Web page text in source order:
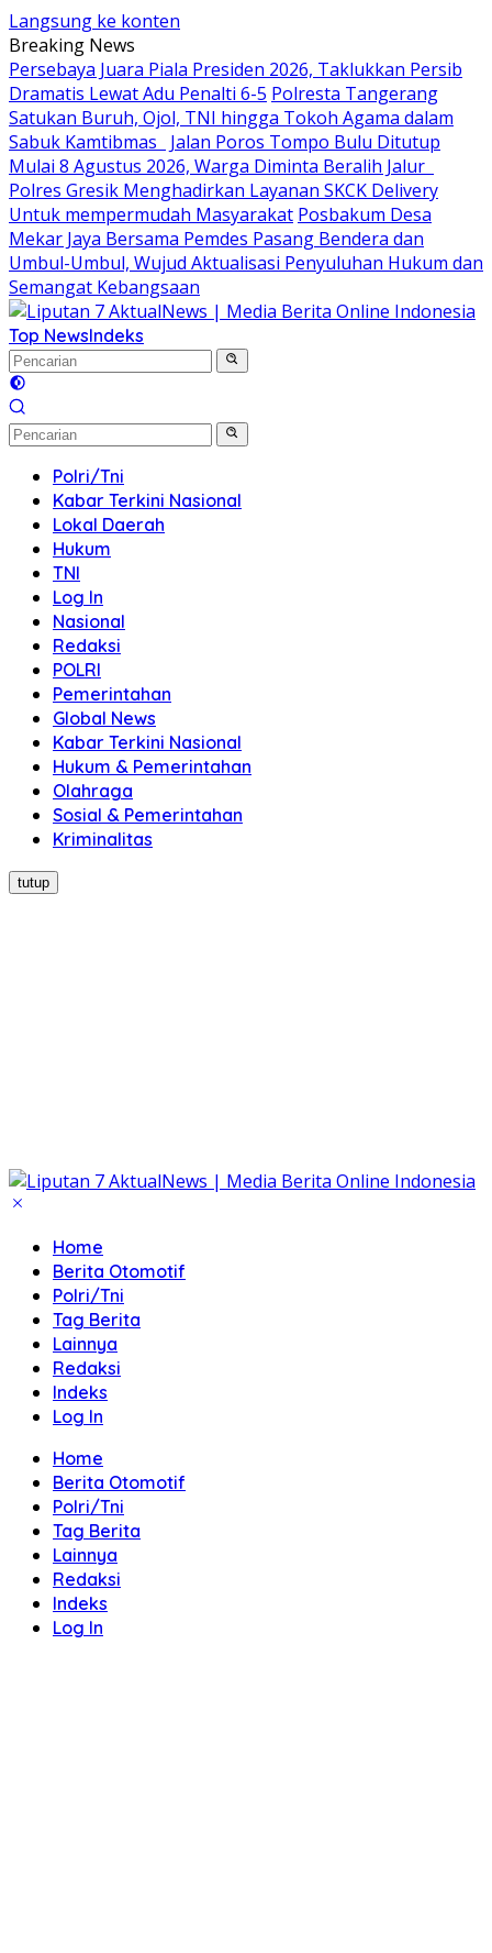
Langsung ke konten
Breaking News
Persebaya Juara Piala Presiden 2026, Taklukkan Persib
Dramatis Lewat Adu Penalti 6-5 Polresta Tangerang
Satukan Buruh, Ojol, TNI hingga Tokoh Agama dalam
Sabuk Kamtibmas
Jalan Poros Tompo Bulu Ditutup
Mulai 8 Agustus 2026, Warga Diminta Beralih Jalur
Polres Gresik Menghadirkan Layanan SKCK Delivery
Untuk mempermudah Masyarakat Posbakum Desa
Mekar Jaya Bersama Pemdes Pasang Bendera dan
Umbul-Umbul, Wujud Aktualisasi Penyuluhan Hukum dan
Semangat Kebangsaan
Top NewsIndeks
Polri/Tni
Kabar Terkini Nasional
Lokal Daerah
Hukum
TNI
Log In
Nasional
Redaksi
POLRI
Pemerintahan
Global News
Kabar Terkini Nasional
Hukum & Pemerintahan
Olahraga
Sosial & Pemerintahan
Kriminalitas
tutup
Home
Berita Otomotif
Polri/Tni
Tag Berita
Lainnya
Redaksi
Indeks
Log In
Home
Berita Otomotif
Polri/Tni
Tag Berita
Lainnya
Redaksi
Indeks
Log In